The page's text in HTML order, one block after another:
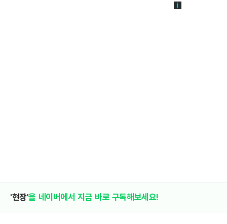
'현장'을 네이버에서 지금 바로 구독해보세요!